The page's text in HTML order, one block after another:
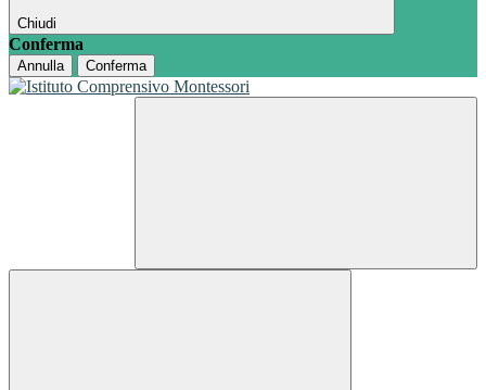
Chiudi
Conferma
Annulla Conferma